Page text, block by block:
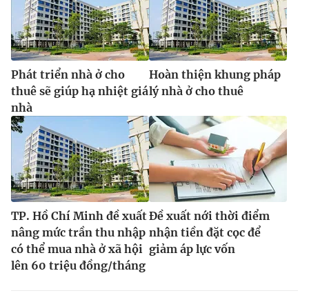
Phát triển nhà ở cho
thuê sẽ giúp hạ nhiệt giá
nhà
Hoàn thiện khung pháp
lý nhà ở cho thuê
TP. Hồ Chí Minh đề xuất
nâng mức trần thu nhập
có thể mua nhà ở xã hội
lên 60 triệu đồng/tháng
Đề xuất nới thời điểm
nhận tiền đặt cọc để
giảm áp lực vốn